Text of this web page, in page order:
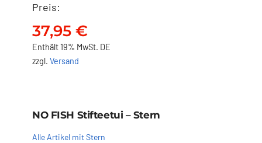
Preis:
37,95 €
Enthält 19% MwSt. DE
zzgl. Versand
NO FISH Stifteetui – Stern
Alle Artikel mit Stern